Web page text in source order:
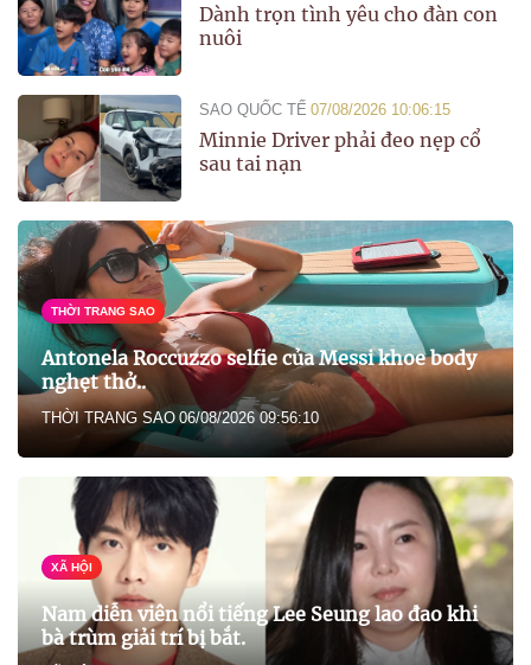
Dành trọn tình yêu cho đàn con
nuôi
SAO QUỐC TẾ 07/08/2026 10:06:15
Minnie Driver phải đeo nẹp cổ
sau tai nạn
THỜI TRANG SAO
Antonela Roccuzzo selfie của Messi khoe body
nghẹt thở..
THỜI TRANG SAO 06/08/2026 09:56:10
XÃ HỘI
Nam diễn viên nổi tiếng Lee Seung lao đao khi
bà trùm giải trí bị bắt.